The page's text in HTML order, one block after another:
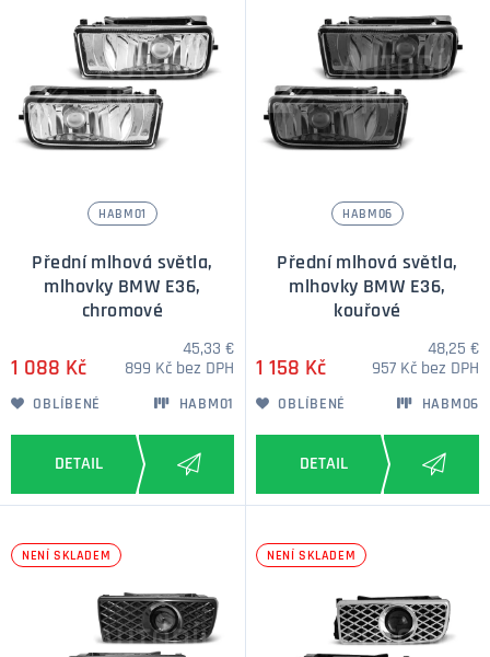
HABM01
Přední mlhová světla,
mlhovky BMW E36,
chromové
1 088 Kč
45,33 €
899 Kč bez DPH
OBLÍBENÉ HABM01
HABM06
Přední mlhová světla,
mlhovky BMW E36,
kouřové
1 158 Kč
48,25 €
957 Kč bez DPH
OBLÍBENÉ HABM06
NENÍ SKLADEM NENÍ SKLADEM